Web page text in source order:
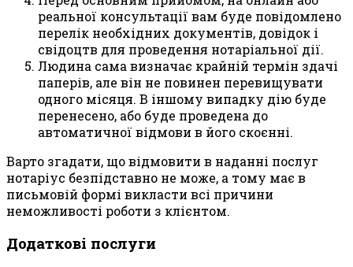
реальної консультації вам буде повідомлено
перелік необхідних документів, довідок і
свідоцтв для проведення нотаріальної дії.
Людина сама визначає крайній термін здачі
паперів, але він не повинен перевищувати
одного місяця. В іншому випадку дію буде
перенесено, або буде проведена до
автоматичної відмови в його скоєнні.
Варто згадати, що відмовити в наданні послуг
нотаріус безпідставно не може, а тому має в
письмовій формі викласти всі причини
неможливості роботи з клієнтом.
Додаткові послуги